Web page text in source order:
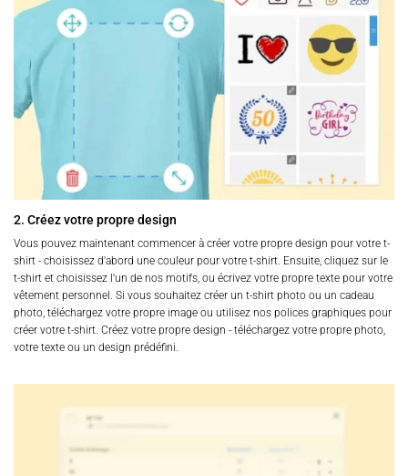
2. Créez votre propre design
Vous pouvez maintenant commencer à créer votre propre design pour votre t-
shirt - choisissez d'abord une couleur pour votre t-shirt. Ensuite, cliquez sur le
t-shirt et choisissez l'un de nos motifs, ou écrivez votre propre texte pour votre
vêtement personnel. Si vous souhaitez créer un t-shirt photo ou un cadeau
photo, téléchargez votre propre image ou utilisez nos polices graphiques pour
créer votre t-shirt. Créez votre propre design - téléchargez votre propre photo,
votre texte ou un design prédéfini.